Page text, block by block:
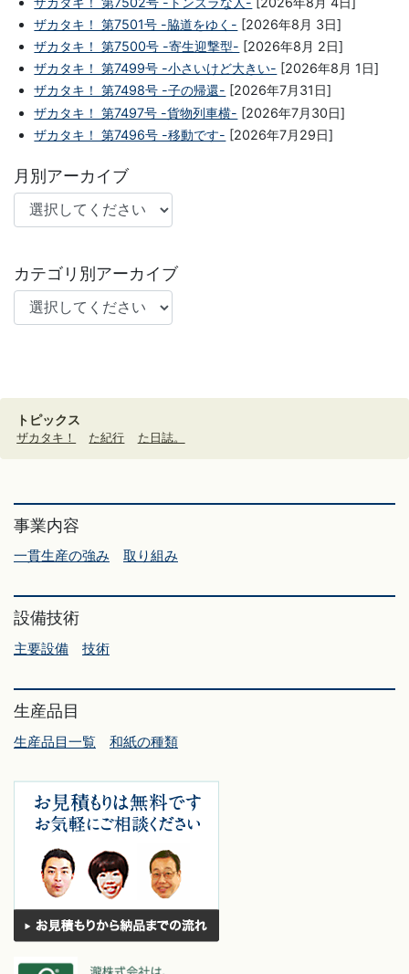
ザカタキ！ 第7501号 -脇道をゆく- [2026年8月 3日]
ザカタキ！ 第7500号 -寄生迎撃型- [2026年8月 2日]
ザカタキ！ 第7499号 -小さいけど大きい- [2026年8月 1日]
ザカタキ！ 第7498号 -子の帰還- [2026年7月31日]
ザカタキ！ 第7497号 -貨物列車横- [2026年7月30日]
ザカタキ！ 第7496号 -移動です- [2026年7月29日]
月別アーカイブ
カテゴリ別アーカイブ
トピックス
ザカタキ！ た紀行 た日誌。
事業内容
一貫生産の強み 取り組み
設備技術
主要設備 技術
生産品目
生産品目一覧 和紙の種類